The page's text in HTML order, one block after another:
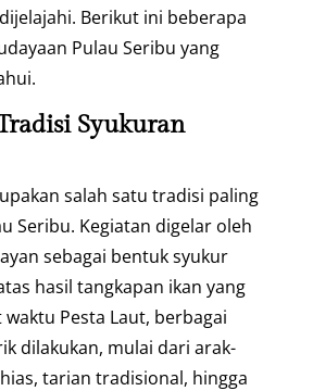
Berikut ini beberapa
Pulau Seribu yang
Syukuran
salah satu tradisi paling
Seribu. Kegiatan digelar oleh
sebagai bentuk syukur
hasil tangkapan ikan yang
Pesta Laut, berbagai
dilakukan, mulai dari arak-
tarian tradisional, hingga